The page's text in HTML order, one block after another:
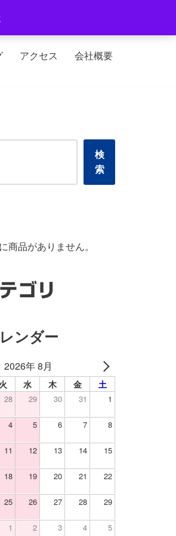
曜日
アクセス 会社概要
検
索
商品がありません。
ゴリ
ンダー
2026年 8月
火 水 木 金 土
28 29 30 31 1
4 5 6 7 8
11 12 13 14 15
18 19 20 21 22
25 26 27 28 29
1 2 3 4 5